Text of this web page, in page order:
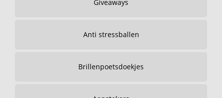
Giveaways
Anti stressballen
Brillenpoetsdoekjes